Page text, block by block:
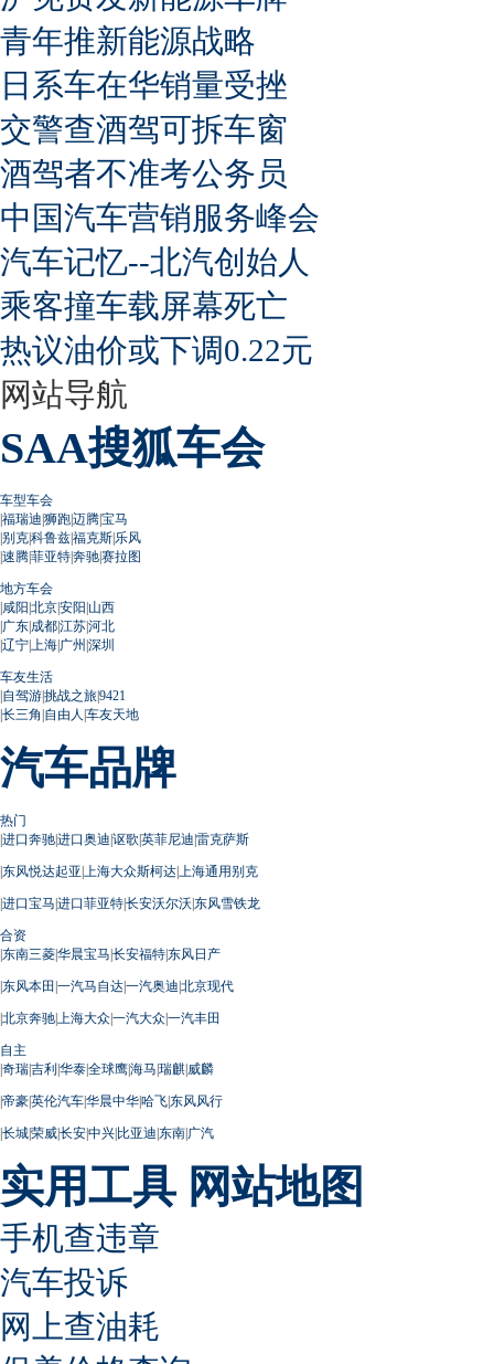
青年推新能源战略
日系车在华销量受挫
交警查酒驾可拆车窗
酒驾者不准考公务员
中国汽车营销服务峰会
汽车记忆--北汽创始人
乘客撞车载屏幕死亡
热议油价或下调0.22元
网站导航
SAA搜狐车会
车型车会
|福瑞迪|狮跑|迈腾|宝马
|别克|科鲁兹|福克斯|乐风
|速腾|菲亚特|奔驰|赛拉图
地方车会
|咸阳|北京|安阳|山西
|广东|成都|江苏|河北
|辽宁| 上海|广州 |深圳
车友生活
|自驾游|挑战之旅|9421
|长三角 |自由人 |车友天地
汽车品牌
热门
|进口奔驰|进口奥迪|讴歌|英菲尼迪|雷克萨斯
|东风悦达起亚| 上海大众斯柯达| 上海通用别克
|进口宝马|进口菲亚特|长安沃尔沃|东风雪铁龙
合资
|东南三菱|华晨宝马|长安福特|东风日产
|东风本田 |一汽马自达|一汽奥迪|北京现代
|北京奔驰| 上海大众|一汽大众|一汽丰田
自主
|奇瑞|吉利|华泰|全球鹰|海马|瑞麒|威麟
|帝豪|英伦汽车|华晨中华|哈飞|东风风行
|长城|荣威|长安|中兴|比亚迪|东南|广汽
实用工具 网站地图
手机查违章
汽车投诉
网上查油耗